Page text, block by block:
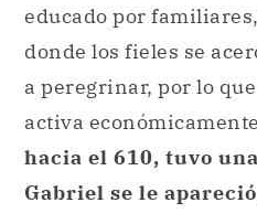
educado por
donde los fieles se
a peregrinar, por lo
activa
hacia el 610, tuvo
Gabriel se le